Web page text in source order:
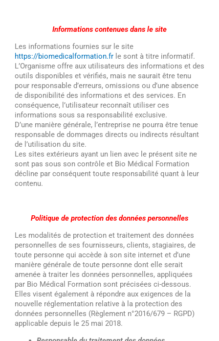
Informations contenues dans le site
Les informations fournies sur le site
https://biomedicalformation.fr le sont à titre informatif.
L’Organisme offre aux utilisateurs des informations et des
outils disponibles et vérifiés, mais ne saurait être tenu
pour responsable d’erreurs, omissions ou d’une absence
de disponibilité des informations et des services. En
conséquence, l’utilisateur reconnaît utiliser ces
informations sous sa responsabilité exclusive.
D’une manière générale, l’entreprise ne pourra être tenue
responsable de dommages directs ou indirects résultant
de l’utilisation du site.
Les sites extérieurs ayant un lien avec le présent site ne
sont pas sous son contrôle et Bio Médical Formation
décline par conséquent toute responsabilité quant à leur
contenu.
Politique de protection des données personnelles
Les modalités de protection et traitement des données
personnelles de ses fournisseurs, clients, stagiaires, de
toute personne qui accède à son site internet et d’une
manière générale de toute personne dont elle serait
amenée à traiter les données personnelles, appliquées
par Bio Médical Formation sont précisées ci-dessous.
Elles visent également à répondre aux exigences de la
nouvelle réglementation relative à la protection des
données personnelles (Règlement n°2016/679 – RGPD)
applicable depuis le 25 mai 2018.